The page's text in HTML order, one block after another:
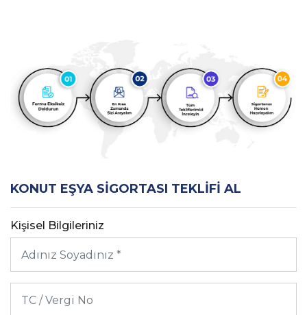
KONUT EŞYA SIGORTASI TEKLIFI AL
Kişisel Bilgileriniz